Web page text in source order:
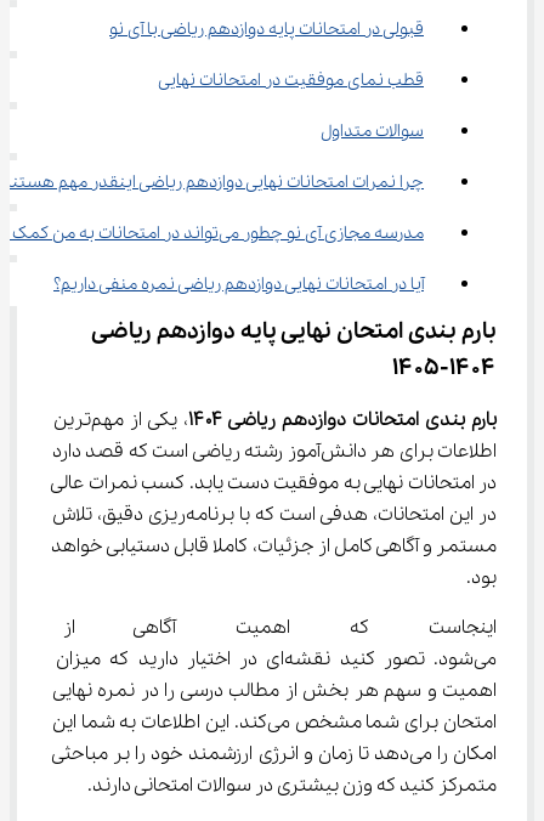
قبولی در امتحانات پایه دوازدهم ریاضی با آی نو
قطب ‌نمای موفقیت در امتحانات نهایی
سوالات متداول
چرا نمرات امتحانات نهایی دوازدهم ریاضی اینقدر مهم
مدرسه مجازی آی نو چطور می‌تواند در امتحانات به من کمک کند؟
آیا در امتحانات نهایی دوازدهم ریاضی نمره منفی داریم؟
بارم بندی امتحان نهایی پایه دوازدهم ریاضی
۱۴۰۴-۱۴۰۵
بارم بندی امتحانات دوازدهم ریاضی ۱۴۰۴
، یکی از مهم‌ترین
اطلاعات برای هر دانش‌آموز رشته ریاضی است که قصد دارد
در امتحانات نهایی به موفقیت دست یابد. کسب نمرات عالی
در این امتحانات، هدفی است که با برنامه‌ریزی دقیق، تلاش
مستمر و آگاهی کامل از جزئیات، کاملا قابل دستیابی خواهد
بود.
اینجاست که اهمیت آگاهی از
می‌شود. تصور کنید نقشه‌ای در اختیار دارید که میزان
اهمیت و سهم هر بخش از مطالب درسی را در نمره نهایی
امتحان برای شما مشخص می‌کند. این اطلاعات به شما این
امکان را می‌دهد تا زمان و انرژی ارزشمند خود را بر مباحثی
متمرکز کنید که وزن بیشتری در سوالات امتحانی دارند.